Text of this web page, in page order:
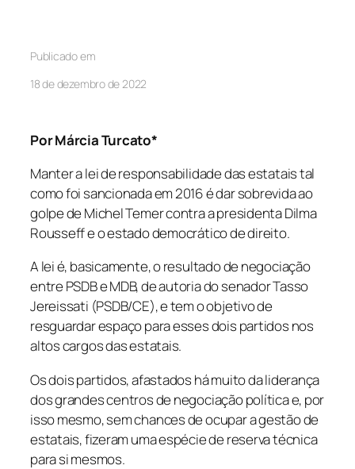
Publicado em
18 de dezembro de 2022
Por Márcia Turcato*
Manter a lei de responsabilidade das estatais tal
como foi sancionada em 2016 é dar sobrevida ao
golpe de Michel Temer contra a presidenta Dilma
Rousseff e o estado democrático de direito.
A lei é, basicamente, o resultado de negociação
entre PSDB e MDB, de autoria do senador Tasso
Jereissati (PSDB/CE), e tem o objetivo de
resguardar espaço para esses dois partidos nos
altos cargos das estatais.
Os dois partidos, afastados há muito da liderança
dos grandes centros de negociação política e, por
isso mesmo, sem chances de ocupar a gestão de
estatais, fizeram uma espécie de reserva técnica
para si mesmos.